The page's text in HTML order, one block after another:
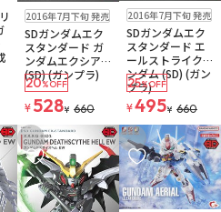
販売中
2016年7月下旬 発売
SDガンダムエク
スタンダード ガ
ンダムエクシア
(SD) (ガンプラ)
20%OFF
¥ 528¥ 660
販売中
2016年7月下旬 発売
SDガンダムエク
スタンダード エ
ールストライクガ
ンダム (SD) (ガン
プラ)
25%OFF
¥495¥ 660
加
お気に入りに追加お気に入りに